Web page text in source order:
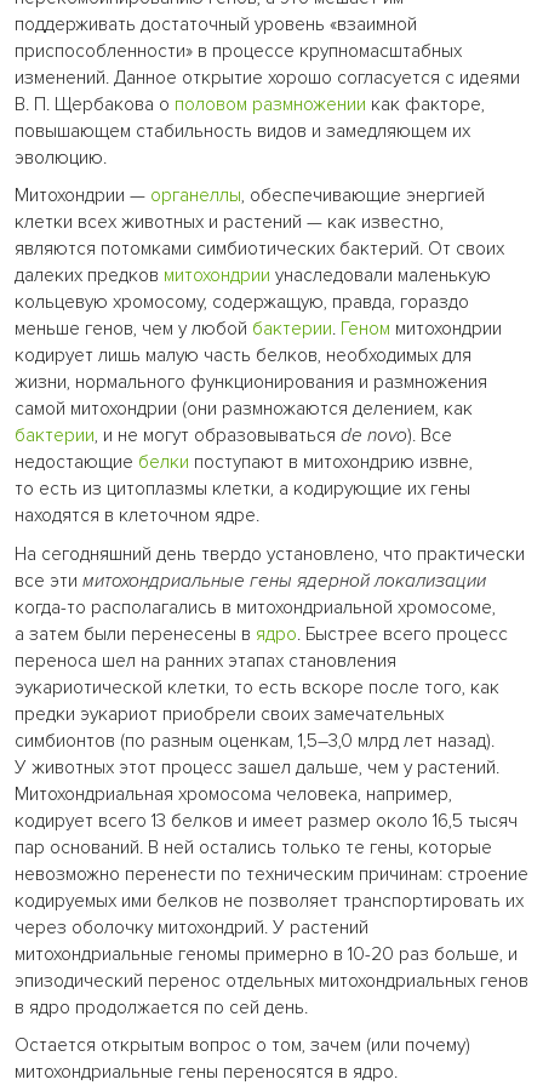
поддерживать достаточный уровень «взаимной
приспособленности» в процессе крупномасштабных
изменений. Данное открытие хорошо согласуется с идеями
В. П. Щербакова о половом размножении как факторе,
повышающем стабильность видов и замедляющем их
эволюцию.
Митохондрии — органеллы, обеспечивающие энергией
клетки всех животных и растений — как известно,
являются потомками симбиотических бактерий. От своих
далеких предков митохондрии унаследовали маленькую
кольцевую хромосому, содержащую, правда, гораздо
меньше генов, чем у любой бактерии. Геном митохондрии
кодирует лишь малую часть белков, необходимых для
жизни, нормального функционирования и размножения
самой митохондрии (они размножаются делением, как
бактерии, и не могут образовываться de novo). Все
недостающие белки поступают в митохондрию извне,
то есть из цитоплазмы клетки, а кодирующие их гены
находятся в клеточном ядре.
На сегодняшний день твердо установлено, что практически
все эти митохондриальные гены ядерной локализации
когда-то располагались в митохондриальной хромосоме,
а затем были перенесены в ядро. Быстрее всего процесс
переноса шел на ранних этапах становления
эукариотической клетки, то есть вскоре после того, как
предки эукариот приобрели своих замечательных
симбионтов (по разным оценкам, 1,5–3,0 млрд лет назад).
У животных этот процесс зашел дальше, чем у растений.
Митохондриальная хромосома человека, например,
кодирует всего 13 белков и имеет размер около 16,5 тысяч
пар оснований. В ней остались только те гены, которые
невозможно перенести по техническим причинам: строение
кодируемых ими белков не позволяет транспортировать их
через оболочку митохондрий. У растений
митохондриальные геномы примерно в 10-20 раз больше, и
эпизодический перенос отдельных митохондриальных генов
в ядро продолжается по сей день.
Остается открытым вопрос о том, зачем (или почему)
митохондриальные гены переносятся в ядро.